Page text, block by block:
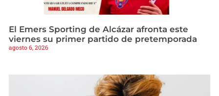
El Emers Sporting de Alcázar afronta este
viernes su primer partido de pretemporada
agosto 6, 2026